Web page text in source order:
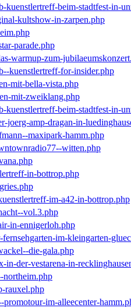
kuenstlertreff-beim-stadtfest-in-
kultshow-in-zarpen.php
parade.php
warmup-zum-
kuenstlertreff-for-insider.php
mit-bella-vista.php
mit-zweiklang.php
kuenstlertreff-beim-stadtfest-in-
joerg-amp-dragan-in-
maxipark-hamm.php
witten.php
in-bottrop.php
im-a42-in-bottrop.php
vol.3.php
in-ennigerloh.php
im-kleingarten-
die-gala.php
der-vestarena-in-
northeim.php
rauxel.php
promotour-im-alleecenter-